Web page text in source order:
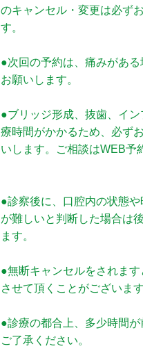
のキャンセル・変更は必ず
す。
●次回の予約は、痛みがあ
お願いします。
●ブリッジ形成、抜歯、イ
療時間がかかるため、必ず
いします。ご相談はWEB
●診察後に、口腔内の状態
が難しいと判断した場合は
ます。
●無断キャンセルをされま
させて頂くことがございます
●診療の都合上、多少時間
ご了承ください。